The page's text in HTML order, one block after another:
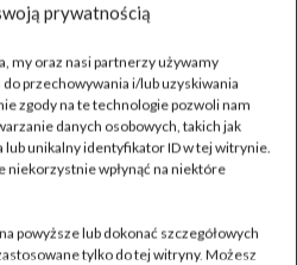
prywatnością
my oraz nasi partnerzy używamy
przechowywania i/lub uzyskiwania
zgody na te technologie pozwoli nam
danych osobowych, takich jak
lub unikalny identyfikator ID w tej witrynie.
niekorzystnie wpłynąć na niektóre
powyższe lub dokonać szczegółowych
tylko do tej witryny. Możesz